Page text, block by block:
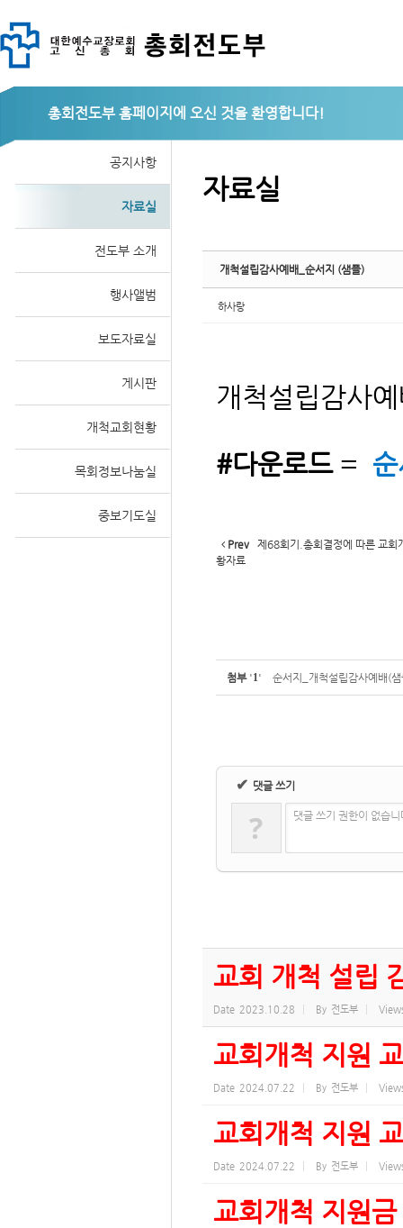
총회전도부
공지사항
자료실
전도부 소개
행사앨범
보도자료실
게시판
개척교회현황
목회정보나눔실
중보기도실
자료실
개척설립감사예배_순서지 (샘플)
하사랑
개척설립감사
#다운로드=
Prev
제68회기.총회결정에 따른 교회
황자료
첨부 '1' 순서지_개척설립감사예배(
✔ 댓글 쓰기
? 댓글 쓰기 권한이 없습
교회 개척 설립
Date 2023.10.28 By 전도부
교회개척 지원
Date 2024.07.22 By 전도부
교회개척 지원
Date 2024.07.22 By 전도부
교회개척 지원
스케치북5